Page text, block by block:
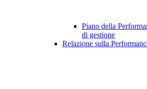
Piano della
di gestione
Relazione sulla